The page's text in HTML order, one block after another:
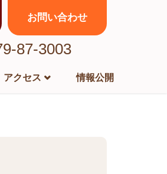
お問い合わせ
87-3003
アクセス 情報公開